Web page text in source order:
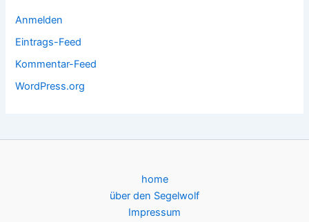
Anmelden
Eintrags-Feed
Kommentar-Feed
WordPress.org
home
über den Segelwolf
Impressum